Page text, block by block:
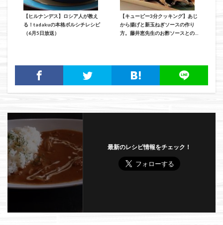
【ヒルナンデス】ロシア人が教え
る！tadakuの本格ボルシチレシピ
（6月5日放送）
【キューピー3分クッキング】あじ
から揚げと新玉ねぎソースの作り
方。藤井恵先生のお酢ソースとの相
最新のレシピ情報をチェック！